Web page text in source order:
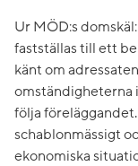
Ur MÖD:s
fastställas till ett
känt om
omständigheterna
följa
schablonmässigt
ekonomiska